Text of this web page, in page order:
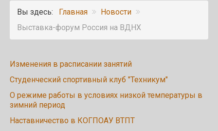
Вы здесь: Главная
Новости
Выставка-форум Россия на ВДНХ
Изменения в расписании занятий
Студенческий спортивный клуб "Техникум"
О режиме работы в условиях низкой температуры в
зимний период
Наставничество в КОГПОАУ ВТПТ